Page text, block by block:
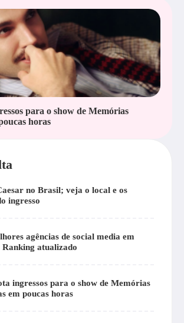
para o show de Memórias
horas
no Brasil; veja o local e os
ingresso
agências de social media em
atualizado
ingressos para o show de Memórias
em poucas horas